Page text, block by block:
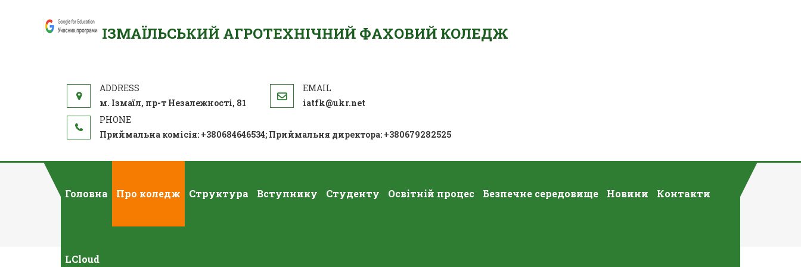
ІЗМАЇЛЬСЬКИЙ АГРОТЕХНІЧНИЙ ФАХОВИЙ КОЛЕДЖ
м. Ізмаїл, пр-т Незалежності, 81 iatfk@ukr.net
Приймальна комісія: +380684646534; Приймальня директора: +380679282525
Головна Про коледж Структура Вступнику Студенту Освітній процес Безпечне середовище Новини Контакти
LCloud